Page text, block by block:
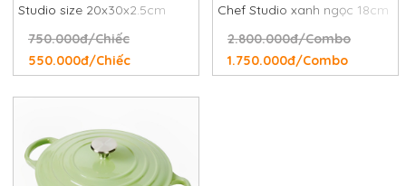
Studio size 20x30x2.5cm
750.000đ/Chiếc
550.000đ/Chiếc
Chef Studio xanh ngọc 18cm
2.800.000đ/Combo
1.750.000đ/Combo